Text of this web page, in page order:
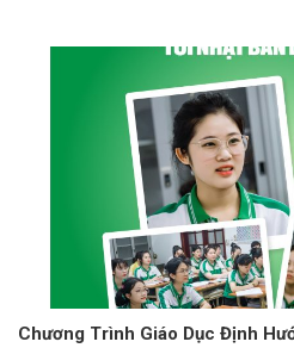
Chương Trình Giáo Dục Định